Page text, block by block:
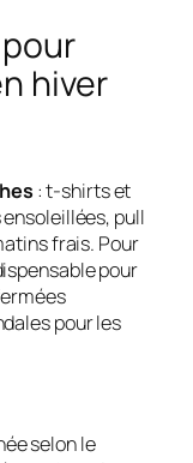
hiver
: t-shirts et
pull
frais. Pour
pour
pour les
selon le